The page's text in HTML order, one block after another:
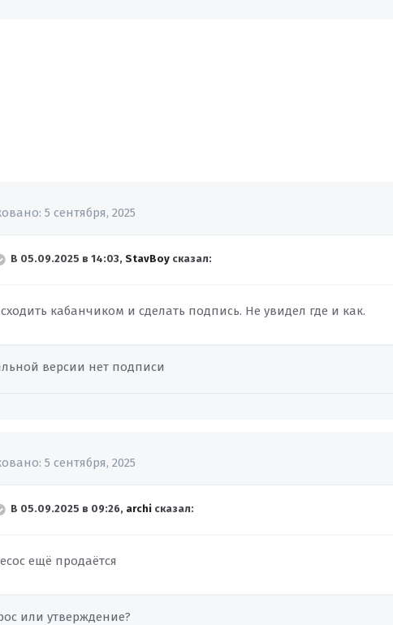
5 сентября, 2025
В 05.09.2025 в 14:03,StavBoy сказал:
кабанчиком и сделать подпись. Не увидел где и как.
версии нет подписи
5 сентября, 2025
В 05.09.2025 в 09:26, archi сказал:
ещё продаётся
или утверждение?